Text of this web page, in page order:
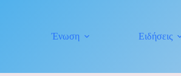
Ένωση Ειδήσεις